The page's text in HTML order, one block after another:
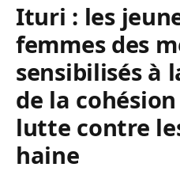
Ituri : les
femmes des
sensibilisés à
de la
lutte contre
haine